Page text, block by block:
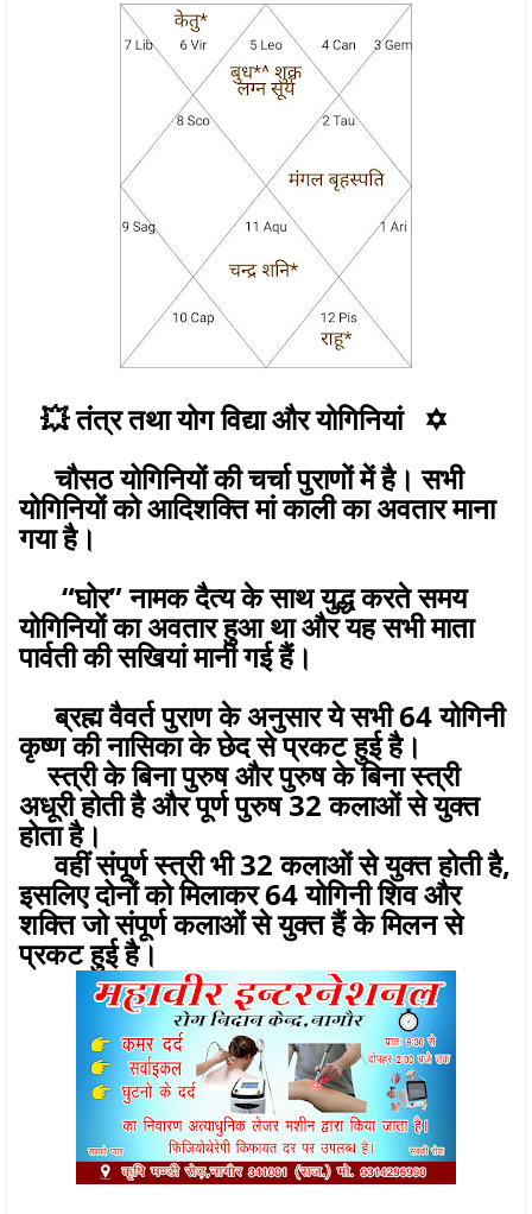
💥 तंत्र तथा योग विद्या और योगिनियां ✡️
चौसठ योगिनियों की चर्चा पुराणों में है। सभी
योगिनियों को आदिशक्ति मां काली का अवतार माना
गया है।
“घोर” नामक दैत्य के साथ युद्ध करते समय
योगिनियों का अवतार हुआ था और यह सभी माता
पार्वती की सखियां मानी गई हैं।
ब्रह्म वैवर्त पुराण के अनुसार ये सभी 64 योगिनी
कृष्ण की नासिका के छेद से प्रकट हुई है।
स्त्री के बिना पुरुष और पुरुष के बिना स्त्री
अधूरी होती है और पूर्ण पुरुष 32 कलाओं से युक्त
होता है।
वहीं संपूर्ण स्त्री भी 32 कलाओं से युक्त होती है,
इसलिए दोनों को मिलाकर 64 योगिनी शिव और
शक्ति जो संपूर्ण कलाओं से युक्त हैं के मिलन से
प्रकट हुई है।